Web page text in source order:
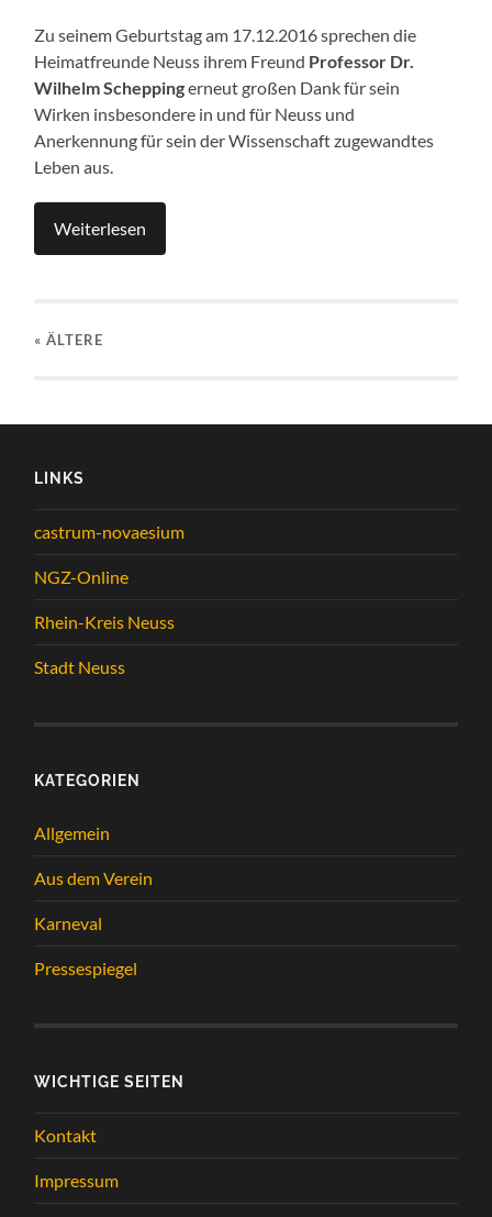
Zu seinem Geburtstag am 17.12.2016 sprechen die
Heimatfreunde Neuss ihrem Freund Professor Dr.
Wilhelm Scheppingerneut großen Dank für sein
Wirken insbesondere in und für Neuss und
Anerkennung für sein der Wissenschaft zugewandtes
Leben aus.
Weiterlesen
« ÄLTERE
LINKS
castrum-novaesium
NGZ-Online
Rhein-Kreis Neuss
Stadt Neuss
KATEGORIEN
Allgemein
Aus dem Verein
Karneval
Pressespiegel
WICHTIGE SEITEN
Kontakt
Impressum